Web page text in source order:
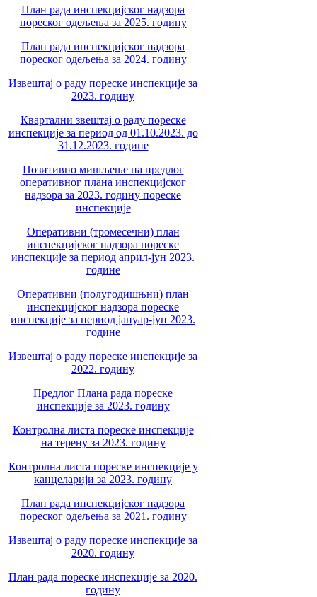
План рада инспекцијског надзора
пореског одељења за 2025. годину
План рада инспекцијског надзора
пореског одељења за 2024. годину
Извештај о раду пореске инспекције за
2023. годину
Квартални звештај о раду пореске
инспекције за период од 01.10.2023. до
31.12.2023. године
Позитивно мишљење на предлог
оперативног плана инспекцијског
надзора за 2023. годину пореске
инспекције
Оперативни (тромесечни) план
инспекцијског надзора пореске
инспекције за период април-јун 2023.
године
Оперативни (полугодишњни) план
инспекцијског надзора пореске
инспекције за период јануар-јун 2023.
године
Извештај о раду пореске инспекције за
2022. годину
Предлог Плана рада пореске
инспекције за 2023. годину
Контролна листа пореске инспекције
на терену за 2023. годину
Контролна листа пореске инспекције у
канцеларији за 2023. годину
План рада инспекцијског надзора
пореског одељења за 2021. годину
Извештај о раду пореске инспекције за
2020. годину
План рада пореске инспекције за 2020.
годину